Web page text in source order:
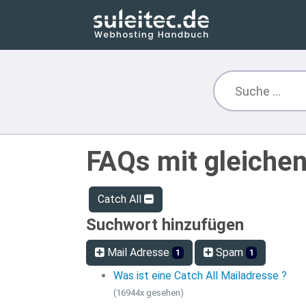
FAQs mit
Catch All
Suchwort hinzufügen
Mail Adresse 1 Spam 1
Was ist eine Catch All Mailadresse ?
(16944x gesehen)